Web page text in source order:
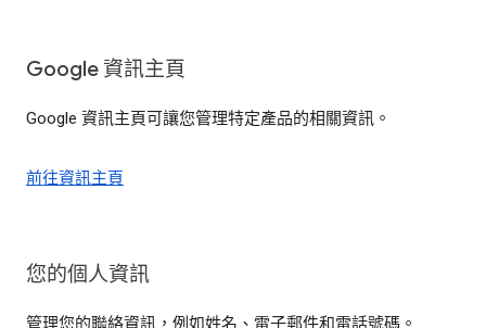
Google 資訊主頁
Google 資訊主頁可讓您管理特定產品的相關資訊。
前往資訊主頁
您的個人資訊
管理您的聯絡資訊，例如姓名、電子郵件和電話號碼。